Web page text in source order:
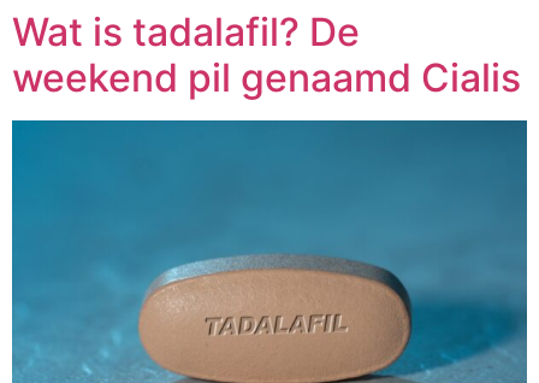
Wat is tadalafil? De
weekend pil genaamd Cialis